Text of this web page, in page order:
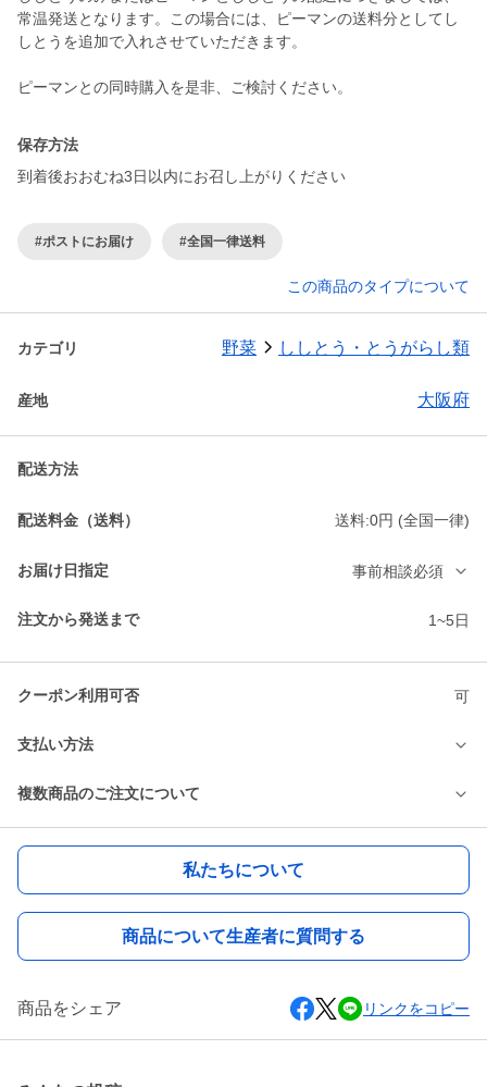
常温発送となります。この場合には、ピーマンの送料分としてし
しとうを追加で入れさせていただきます。
ピーマンとの同時購入を是非、ご検討ください。
保存方法
到着後おおむね3日以内にお召し上がりください
#ポストにお届け #全国一律送料
この商品のタイプについて
カテゴリ 野菜 ししとう・とうがらし類
産地 大阪府
配送方法
配送料金（送料） 送料:0円 (全国一律)
お届け日指定 事前相談必須
注文から発送まで 1~5日
クーポン利用可否 可
支払い方法
複数商品のご注文について
私たちについて
商品について生産者に質問する
商品をシェア リンクをコピー